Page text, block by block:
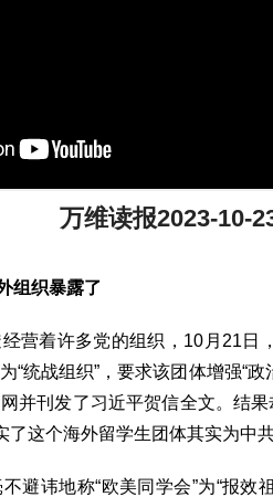
万维读报2023-10-
组织暴露了
营着许多党的组织，10月21日
“统战组织”，要求该团体增强“
并刊发了习近平贺信全文。结
了这个海外留学生团体其实为中
避讳地称“欧美同学会”为“报效